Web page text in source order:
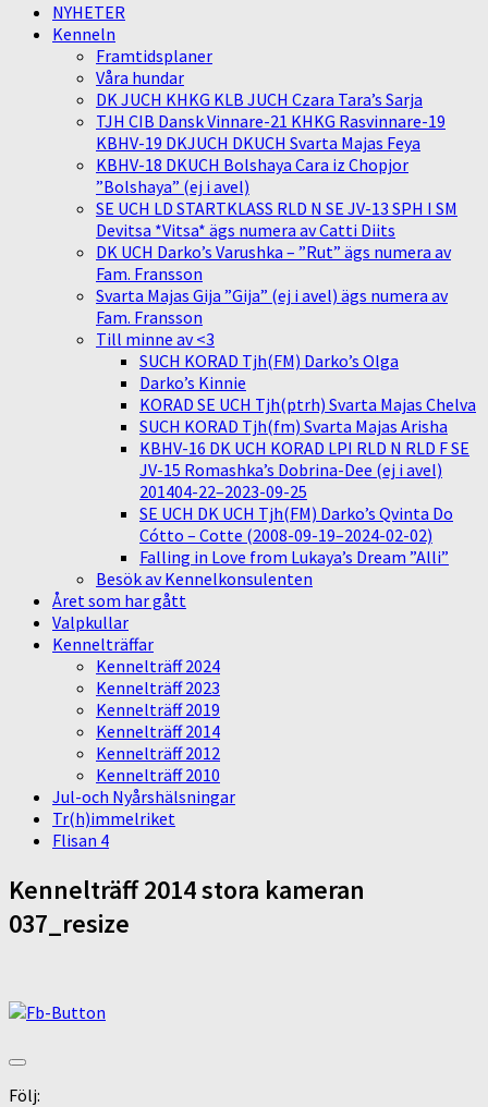
NYHETER
Kenneln
Framtidsplaner
Våra hundar
DK JUCH KHKG KLB JUCH Czara Tara’s Sarja
TJH CIB Dansk Vinnare-21 KHKG Rasvinnare-19
KBHV-19 DKJUCH DKUCH Svarta Majas Feya
KBHV-18 DKUCH Bolshaya Cara iz Chopjor
”Bolshaya” (ej i avel)
SE UCH LD STARTKLASS RLD N SE JV-13 SPH I SM
Devitsa *Vitsa* ägs numera av Catti Diits
DK UCH Darko’s Varushka – ”Rut” ägs numera av
Fam. Fransson
Svarta Majas Gija ”Gija” (ej i avel) ägs numera av
Fam. Fransson
Till minne av <3
SUCH KORAD Tjh(FM) Darko’s Olga
Darko’s Kinnie
KORAD SE UCH Tjh(ptrh) Svarta Majas Chelva
SUCH KORAD Tjh(fm) Svarta Majas Arisha
KBHV-16 DK UCH KORAD LPI RLD N RLD F SE
JV-15 Romashka’s Dobrina-Dee (ej i avel)
201404-22–2023-09-25
SE UCH DK UCH Tjh(FM) Darko’s Qvinta Do
Cótto – Cotte (2008-09-19–2024-02-02)
Falling in Love from Lukaya’s Dream ”Alli”
Besök av Kennelkonsulenten
Året som har gått
Valpkullar
Kennelträffar
Kennelträff 2024
Kennelträff 2023
Kennelträff 2019
Kennelträff 2014
Kennelträff 2012
Kennelträff 2010
Jul-och Nyårshälsningar
Tr(h)immelriket
Flisan 4
Kennelträff 2014 stora kameran
037_resize
Följ: